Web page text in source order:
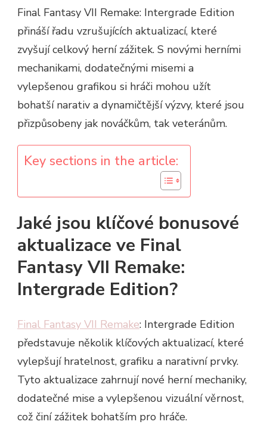
Final Fantasy VII Remake: Intergrade Edition
přináší řadu vzrušujících aktualizací, které
zvyšují celkový herní zážitek. S novými herními
mechanikami, dodatečnými misemi a
vylepšenou grafikou si hráči mohou užít
bohatší narativ a dynamičtější výzvy, které jsou
přizpůsobeny jak nováčkům, tak veteránům.
Key sections in the article:
Jaké jsou klíčové bonusové
aktualizace ve Final
Fantasy VII Remake:
Intergrade Edition?
Final Fantasy VII Remake: Intergrade Edition
představuje několik klíčových aktualizací, které
vylepšují hratelnost, grafiku a narativní prvky.
Tyto aktualizace zahrnují nové herní mechaniky,
dodatečné mise a vylepšenou vizuální věrnost,
což činí zážitek bohatším pro hráče.